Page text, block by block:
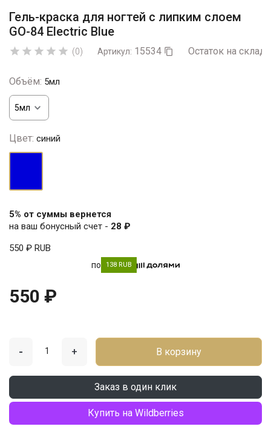
Гель-краска для ногтей с липким слоем
GO-84 Electric Blue
     (0) Артикул: 15534  Остаток на
Объём: 5мл
Цвет: синий
5% от суммы вернется
на ваш бонусный счет - 28 ₽
550 ₽ RUB
по 138 RUB
550 ₽
- + В корзину
Заказ в один клик
Купить на Wildberries